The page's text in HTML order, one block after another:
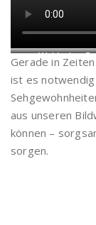
Waldecker
Gerade in
ist es
aus unseren
können –
sorgen.